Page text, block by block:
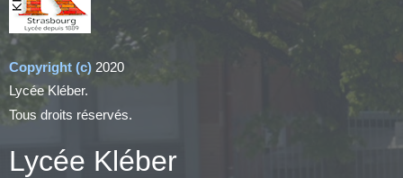
Copyright (c) 2020
Lycée Kléber.
Tous droits réservés.
Lycée Kléber